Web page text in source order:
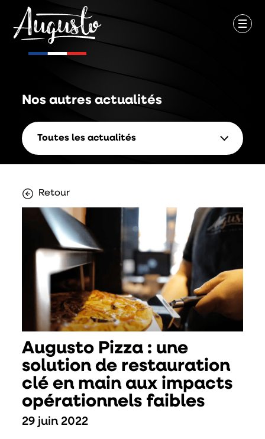
Nos autres actualités
Toutes les actualités
Retour
Augusto Pizza : une
solution de restauration
clé en main aux impacts
opérationnels faibles
29 juin 2022